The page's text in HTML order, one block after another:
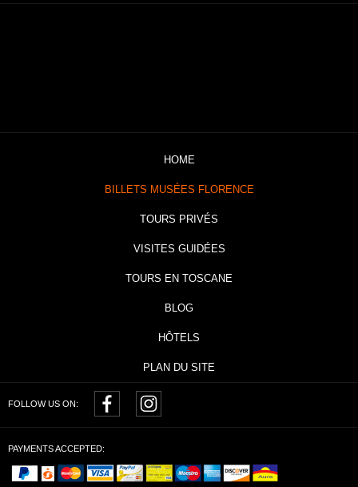
HOME
BILLETS MUSÉES FLORENCE
TOURS PRIVÉS
VISITES GUIDÉES
TOURS EN TOSCANE
BLOG
HÔTELS
PLAN DU SITE
FOLLOW US ON:
PAYMENTS ACCEPTED: